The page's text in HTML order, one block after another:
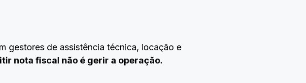
gestores de assistência técnica, locação e
nota fiscal não é gerir a operação.